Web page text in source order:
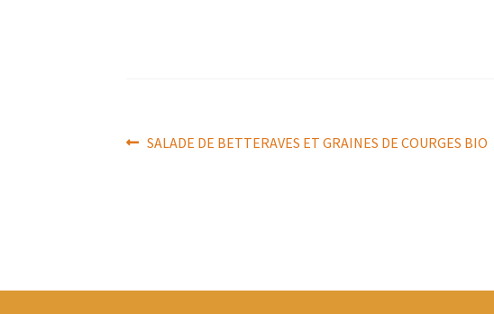
Navigation
Article
SALADE DE BETTERAVES ET GRAINES DE COURGES BIO